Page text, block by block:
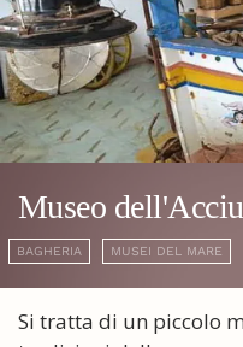
Museo
BAGHERIA MUSEI DEL MARE
Si tratta di un piccolo